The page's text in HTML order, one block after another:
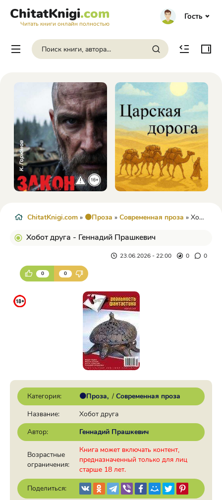
ChitatKnigi.com
Читать книги онлайн полностью
Гость
ChitatKnigi.com » 🟠Проза » Современная проза » Хобот друга - Геннадий Прашкевич
Хобот друга - Геннадий Прашкевич
23.06.2026 - 22:00 0 0
0 0
Категория: 🟠Проза / Современная проза
Название:
Хобот друга
Автор:
Геннадий Прашкевич
Возрастные
ограничения:
Книга может включать контент,
предназначенный только для лиц
старше 18 лет.
Поделиться: